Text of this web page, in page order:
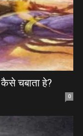
कैसे चबाता हे?
0